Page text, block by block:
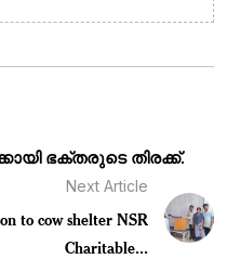
ഭക്തരുടെ തിരക്ക്.
Next Article
to cow shelter NSR
Charitable...